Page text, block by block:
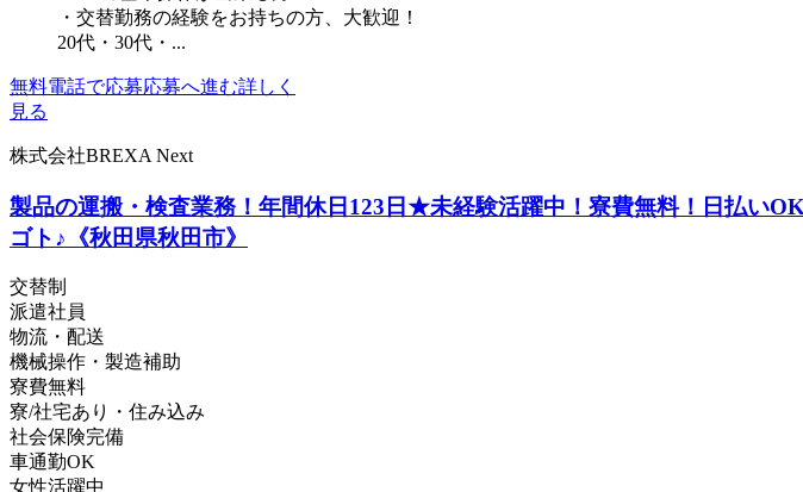
・交替勤務の経験をお持ちの方、大歓迎！
20代・30代・...
無料電話で応募応募へ進む詳しく
見る
株式会社BREXA Next
製品の運搬・検査業務！年間休日123日★未経験活躍中！寮費無料！日払い
ゴト♪《秋田県秋田市》
交替制
派遣社員
物流・配送
機械操作・製造補助
寮費無料
寮/社宅あり・住み込み
社会保険完備
車通勤OK
女性活躍中